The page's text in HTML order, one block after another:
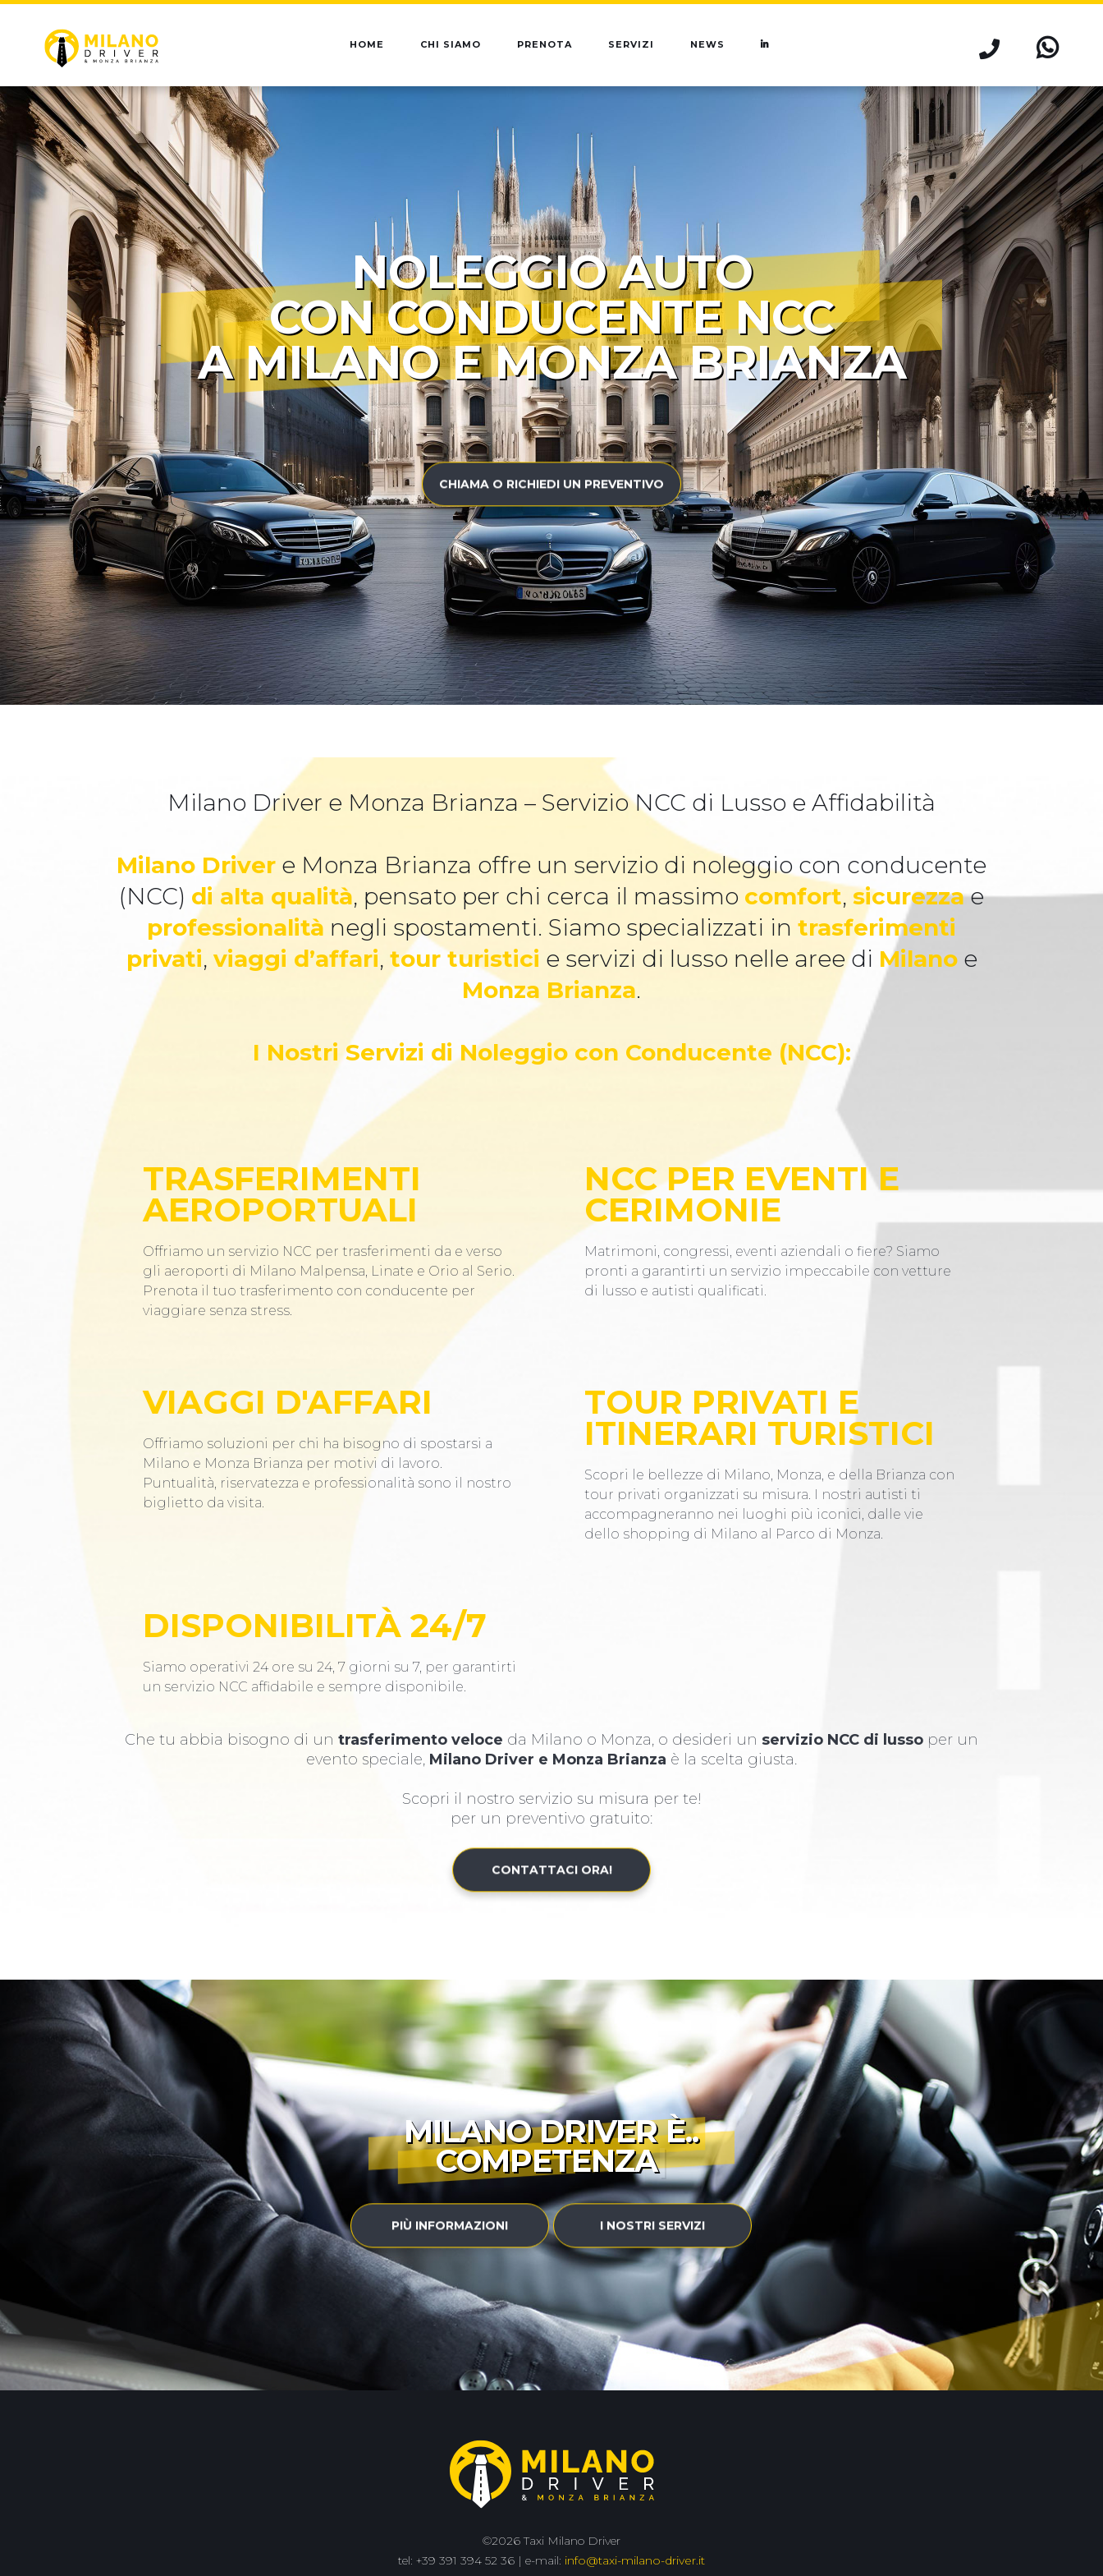
HOME CHI SIAMO PRENOTA SERVIZI NEWS
NOLEGGIO AUTO
CON CONDUCENTE NCC
A MILANO E MONZA BRIANZA
CHIAMA O RICHIEDI UN PREVENTIVO
Milano Driver e Monza Brianza – Servizio NCC di Lusso e Affidabilità
Milano Driver e Monza Brianza offre un servizio di noleggio con conducente
(NCC) di alta qualità, pensato per chi cerca il massimo comfort, sicurezzae
professionalità negli spostamenti. Siamo specializzati in trasferimenti
privati, viaggi d’affari, tour turistici e servizi di lusso nelle aree di Milanoe
Monza Brianza.
I Nostri Servizi di Noleggio con Conducente (NCC):
TRASFERIMENTI
AEROPORTUALI
Offriamo un servizio NCC per trasferimenti da e verso
gli aeroporti di Milano Malpensa, Linate e Orio al Serio.
Prenota il tuo trasferimento con conducente per
viaggiare senza stress.
NCC PER EVENTI E
CERIMONIE
Matrimoni, congressi, eventi aziendali o fiere? Siamo
pronti a garantirti un servizio impeccabile con vetture
di lusso e autisti qualificati.
VIAGGI D'AFFARI
Offriamo soluzioni per chi ha bisogno di spostarsi a
Milano e Monza Brianza per motivi di lavoro.
Puntualità, riservatezza e professionalità sono il nostro
biglietto da visita.
TOUR PRIVATI E
ITINERARI TURISTICI
Scopri le bellezze di Milano, Monza, e della Brianza con
tour privati organizzati su misura. I nostri autisti ti
accompagneranno nei luoghi più iconici, dalle vie
dello shopping di Milano al Parco di Monza.
DISPONIBILITÀ 24/7
Siamo operativi 24 ore su 24, 7 giorni su 7, per garantirti
un servizio NCC affidabile e sempre disponibile.
Che tu abbia bisogno di un trasferimento veloce da Milano o Monza, o desideri un servizio NCC di lusso per un
evento speciale, Milano Driver e Monza Brianza è la scelta giusta.
Scopri il nostro servizio su misura per te!
per un preventivo gratuito:
CONTATTACI ORA!
MILANO DRIVER È..
COMPETENZA|
PIÙ INFORMAZIONI I NOSTRI SERVIZI
©2026 Taxi Milano Driver
tel: +39 391 394 52 36 | e-mail: info@taxi-milano-driver.it